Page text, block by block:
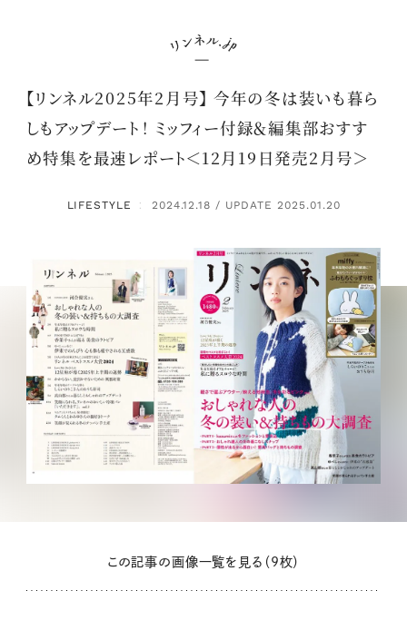
【リンネル2025年2月号】 今年の冬は装いも暮ら
しもアップデート！ ミッフィー付録＆編集部おすす
め特集を最速レポート＜12月19日発売2月号＞
LIFESTYLE ： 2024.12.18 / UPDATE 2025.01.20
この記事の画像一覧を見る（9枚）